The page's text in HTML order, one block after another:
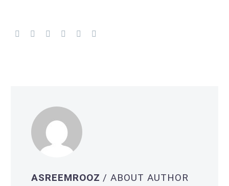
ASREEMROOZ / ABOUT AUTHOR